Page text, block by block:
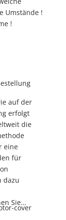
Umstände !
!
auf der
erfolgt
die
eine
für
dazu
Sie…